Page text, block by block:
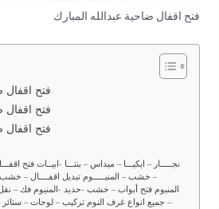
فتح اقفال ضاحية عبدالله المبارك
فتح اقفال
فتح اقفال
فتح اقفال
نجـــــار – ايكيـــا – ميداس – بنتـــا -ابيــات فتح
– خشب – المنيـــــوم تبديل اقفــــال –
المنيوم فتح أبواب – خشب -حديد -المنيوم فك –
– جميع انواع غرف النوم تركيب – لوحات – ستائر